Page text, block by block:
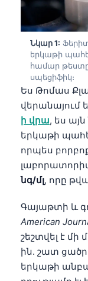
Նկար 1:
երկաթի
համար թեստը
սպեցիֆիկ։
Ես Թոմաս
վերանայում
ի վրա, ես
երկաթի
որպես
նգ/մլ, որը
Գայաթտի և
American
շեշտվել է մի
ին. շատ
երկաթի